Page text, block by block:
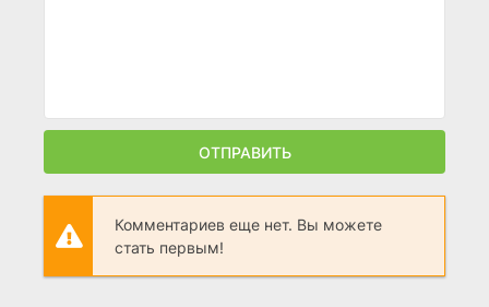
ОТПРАВИТЬ
Комментариев еще нет. Вы можете
стать первым!